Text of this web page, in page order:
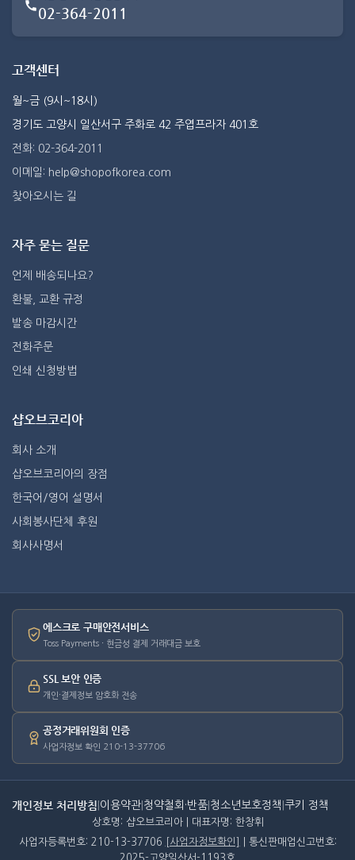
02-364-2011
고객센터
월~금 (9시~18시)
경기도 고양시 일산서구 주화로 42 주엽프라자 401호
전화: 02-364-2011
이메일: help@shopofkorea.com
찾아오시는 길
자주 묻는 질문
언제 배송되나요?
환불, 교환 규정
발송 마감시간
전화주문
인쇄 신청방법
샵오브코리아
회사 소개
샵오브코리아의 장점
한국어/영어 설명서
사회봉사단체 후원
회사사명서
에스크로 구매안전서비스
Toss Payments · 현금성 결제 거래대금 보호
SSL 보안 인증
개인·결제정보 암호화 전송
공정거래위원회 인증
사업자정보 확인 210-13-37706
개인정보 처리방침 이용약관 청약철회·반품 청소년보호정책 쿠키 정책
상호명: 샵오브코리아 | 대표자명: 한창휘
사업자등록번호: 210-13-37706
[사업자정보확인]
| 통신판매업신고번호:
2025-고양일산서-1193호